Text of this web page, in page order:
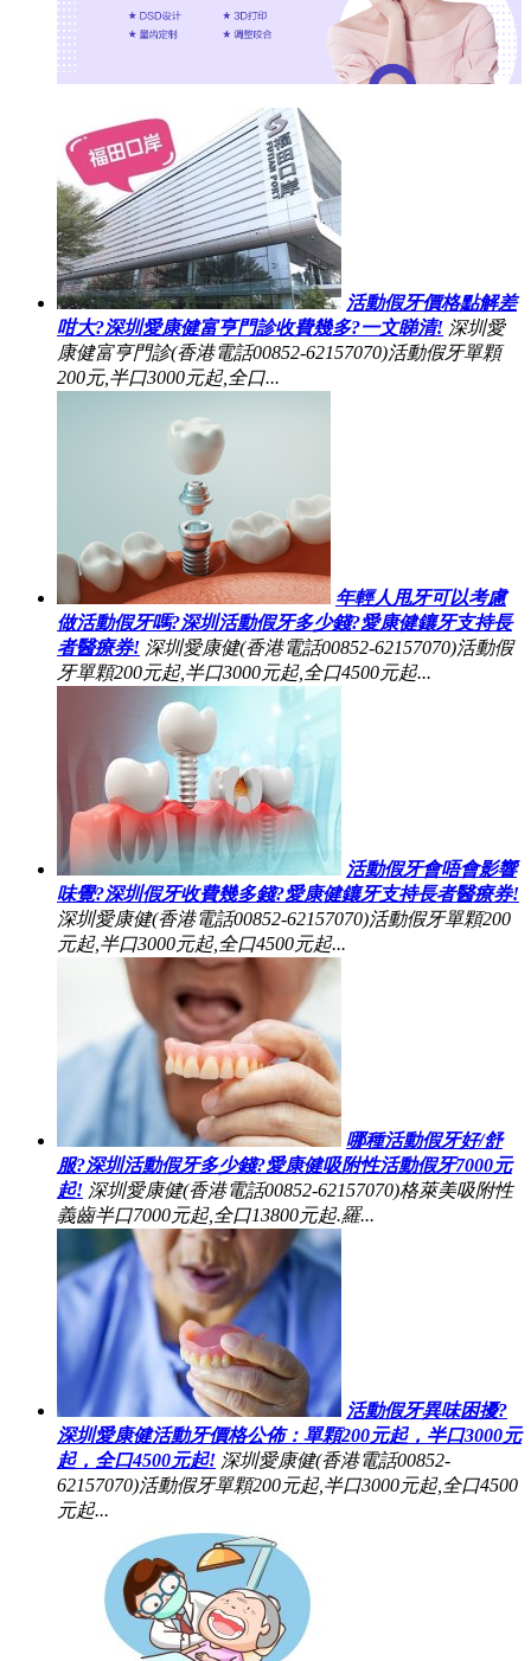
活動假牙價格點解差
咁大?深圳愛康健富亨門診收費幾多?一文睇清! 深圳愛
康健富亨門診(香港電話00852-62157070)活動假牙單顆
200元,半口3000元起,全口...
年輕人甩牙可以考慮
做活動假牙嗎?深圳活動假牙多少錢?愛康健鑲牙支持長
者醫療券! 深圳愛康健(香港電話00852-62157070)活動假
牙單顆200元起,半口3000元起,全口4500元起...
活動假牙會唔會影響
味覺?深圳假牙收費幾多錢?愛康健鑲牙支持長者醫療券!
深圳愛康健(香港電話00852-62157070)活動假牙單顆200
元起,半口3000元起,全口4500元起...
哪種活動假牙好/舒
服?深圳活動假牙多少錢?愛康健吸附性活動假牙7000元
起! 深圳愛康健(香港電話00852-62157070)格萊美吸附性
義齒半口7000元起,全口13800元起.羅...
活動假牙異味困擾?
深圳愛康健活動牙價格公佈：單顆200元起，半口3000元
起，全口4500元起! 深圳愛康健(香港電話00852-
62157070)活動假牙單顆200元起,半口3000元起,全口4500
元起...